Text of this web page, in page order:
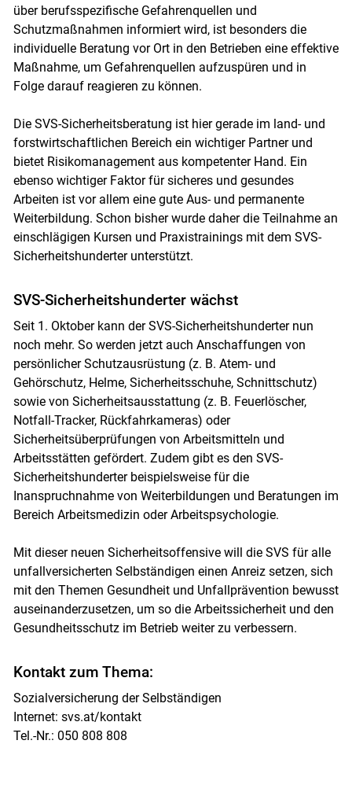
über berufsspezifische Gefahrenquellen und
Schutzmaßnahmen informiert wird, ist besonders die
individuelle Beratung vor Ort in den Betrieben eine effektive
Maßnahme, um Gefahrenquellen aufzuspüren und in
Folge darauf reagieren zu können.
Die SVS-Sicherheitsberatung ist hier gerade im land- und
forstwirtschaftlichen Bereich ein wichtiger Partner und
bietet Risikomanagement aus kompetenter Hand. Ein
ebenso wichtiger Faktor für sicheres und gesundes
Arbeiten ist vor allem eine gute Aus- und permanente
Weiterbildung. Schon bisher wurde daher die Teilnahme an
einschlägigen Kursen und Praxistrainings mit dem SVS-
Sicherheitshunderter unterstützt.
SVS-Sicherheitshunderter wächst
Seit 1. Oktober kann der SVS-Sicherheitshunderter nun
noch mehr. So werden jetzt auch Anschaffungen von
persönlicher Schutzausrüstung (z. B. Atem- und
Gehörschutz, Helme, Sicherheitsschuhe, Schnittschutz)
sowie von Sicherheitsausstattung (z. B. Feuerlöscher,
Notfall-Tracker, Rückfahrkameras) oder
Sicherheitsüberprüfungen von Arbeitsmitteln und
Arbeitsstätten gefördert. Zudem gibt es den SVS-
Sicherheitshunderter beispielsweise für die
Inanspruchnahme von Weiterbildungen und Beratungen im
Bereich Arbeitsmedizin oder Arbeitspsychologie.
Mit dieser neuen Sicherheitsoffensive will die SVS für alle
unfallversicherten Selbständigen einen Anreiz setzen, sich
mit den Themen Gesundheit und Unfallprävention bewusst
auseinanderzusetzen, um so die Arbeitssicherheit und den
Gesundheitsschutz im Betrieb weiter zu verbessern.
Kontakt zum Thema:
Sozialversicherung der Selbständigen
Internet: svs.at/kontakt
Tel.-Nr.: 050 808 808